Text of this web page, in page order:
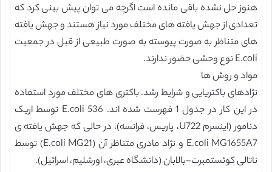
هنوز حل نشده باقی مانده است اگرچه می توان پیش بینی کرد که
تعدادی از جهش یافته های مختلف مورد نیاز هستند و جهش یافته
های متناظر به صورت پیوسته به صورت طبیعی از قبل در جمعیت
E.coli نوع وحشی حضور ندارند.
مواد و روش ها
نژادهای باکتریایی و شرایط رشد. باکتری های مختلف مورد استفاده
در این کار در جدول 1 فهرست شده اند. E.coli 536 توسط اریک
دنامور (اینسرم U722، پاریس، فرانسه)، در حالی که جهش یافته ی
E.coli MG1655A7 و نژاد مادری متناظر آن (E.coli MG21) توسط
ناتالی کوئستمبرت-بالابان (دانشگاه عبری، اورشلیم، اسرائیل).